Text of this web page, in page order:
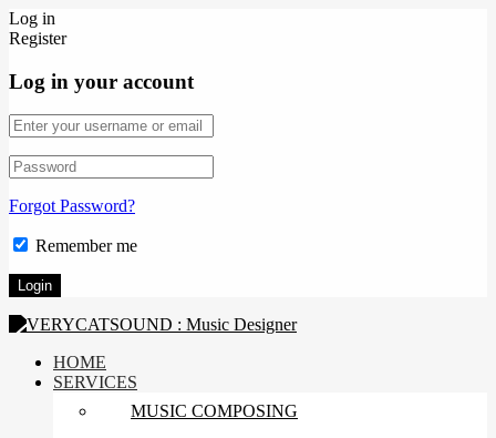
Log in
Register
Log in your account
Forgot Password?
Remember me
HOME
SERVICES
MUSIC COMPOSING